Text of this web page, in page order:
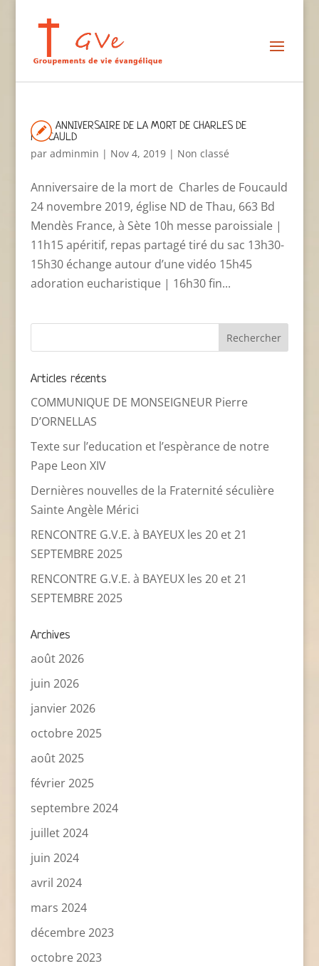
ANNIVERSAIRE DE LA MORT DE CHARLES DE
FOUCAULD
par adminmin | Nov 4, 2019| Non classé
Anniversaire de la mort de Charles de Foucauld
24 novembre 2019, église ND de Thau, 663 Bd
Mendès France, à Sète 10h messe paroissiale |
11h15 apéritif, repas partagé tiré du sac 13h30-
15h30 échange autour d’une vidéo 15h45
adoration eucharistique | 16h30 fin...
Articles récents
COMMUNIQUE DE MONSEIGNEUR Pierre
D’ORNELLAS
Texte sur l’education et l’espèrance de notre
Pape Leon XIV
Dernières nouvelles de la Fraternité séculière
Sainte Angèle Mérici
RENCONTRE G.V.E. à BAYEUX les 20 et 21
SEPTEMBRE 2025
RENCONTRE G.V.E. à BAYEUX les 20 et 21
SEPTEMBRE 2025
Archives
août 2026
juin 2026
janvier 2026
octobre 2025
août 2025
février 2025
septembre 2024
juillet 2024
juin 2024
avril 2024
mars 2024
décembre 2023
octobre 2023